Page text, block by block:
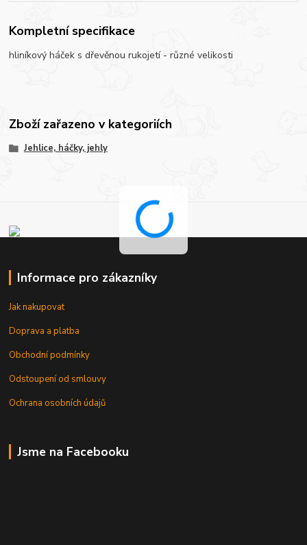
Kompletní specifikace
hliníkový háček s dřevěnou rukojetí - různé velikosti
Zboží zařazeno v kategoriích
Jehlice, háčky, jehly
Informace pro zákazníky
Jak nakupovat
Doprava a platba
Obchodní podmínky
Odstoupení od smlouvy
Ochrana osobních údajů
Jsme na Facebooku